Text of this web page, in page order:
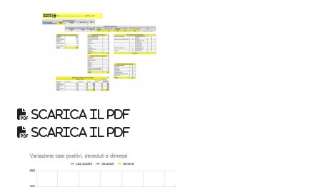
Scarica il pdf
Scarica il pdf